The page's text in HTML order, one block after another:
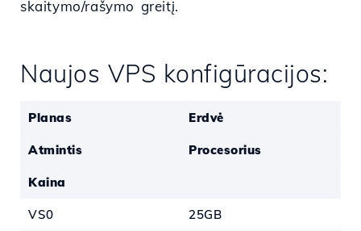
skaitymo/rašymo greitį.
Naujos VPS konfigūracijos:
Planas Erdvė
Atmintis Procesorius
Kaina
VS0 25GB